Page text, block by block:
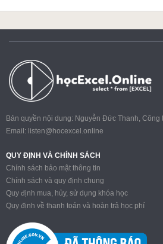
Google Sheet
MOS
Power BI
Bản quyền nội dung: Nguyễn Đức Thanh, Công
Email: listen@hocexcel.online
QUY ĐỊNH VÀ CHÍNH SÁCH
Chính sách bảo mật thông tin
Chính sách và quy định chung
Quy định mua, hủy, sử dụng khóa học
Quy định về thanh toán và hoàn trả học phí